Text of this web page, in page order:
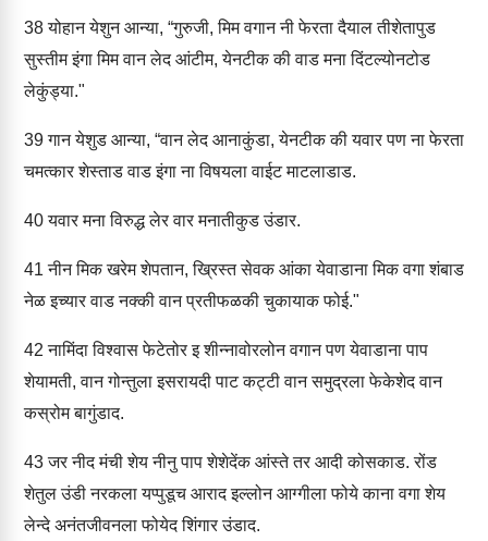
38योहान येशुन आन्या, “गुरुजी, मिम वगान नी फेरता दैयाल तीशेतापुड
सुस्तीम इंगा मिम वान लेद आंटीम, येनटीक की वाड मना दिंटल्योनटोड
लेकुंड्या."
39गान येशुड आन्या, “वान लेद आनाकुंडा, येनटीक की यवार पण ना फेरता
चमत्कार शेस्ताड वाड इंगा ना विषयला वाईट माटलाडाड.
40यवार मना विरुद्ध लेर वार मनातीकुड उंडार.
41 नीन मिक खरेम शेपतान, ख्रिस्त सेवक आंका येवाडाना मिक वगा शंबाड
नेळ इच्यार वाड नक्की वान प्रतीफळकी चुकायाक फोई."
42 नामिंदा विश्वास फेटेतोर इ शीन्नावोरलोन वगान पण येवाडाना पाप
शेयामती, वान गोन्तुला इसरायदी पाट कट्टी वान समुद्रला फेकेशेद वान
कस्रोम बागुंडाद.
43जर नीद मंची शेय नीनु पाप शेशेदेंक आंस्ते तर आदी कोसकाड. रोंड
शेतुल उंडी नरकला यप्पुडूच आराद इल्लोन आग्गीला फोये काना वगा शेय
लेन्दे अनंतजीवनला फोयेद शिंगार उंडाद.